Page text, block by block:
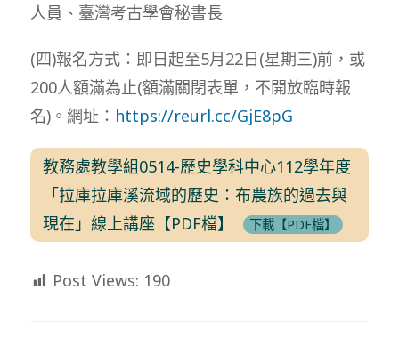
人員、臺灣考古學會秘書長
(四)報名方式：即日起至5月22日(星期三)前，或
200人額滿為止(額滿關閉表單，不開放臨時報
名)。網址： https://reurl.cc/GjE8pG
教務處教學組0514-歷史學科中心112學年度
「拉庫拉庫溪流域的歷史：布農族的過去與
現在」線上講座【PDF檔】
下載【PDF檔】
Post Views: 190